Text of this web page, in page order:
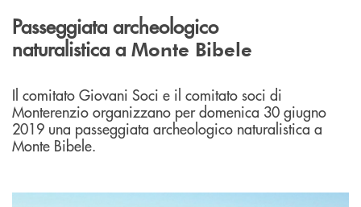
Passeggiata archeologico
naturalistica a Monte Bibele
Il comitato Giovani Soci e il comitato soci di
Monterenzio organizzano per domenica 30 giugno
2019 una passeggiata archeologico naturalistica a
Monte Bibele.